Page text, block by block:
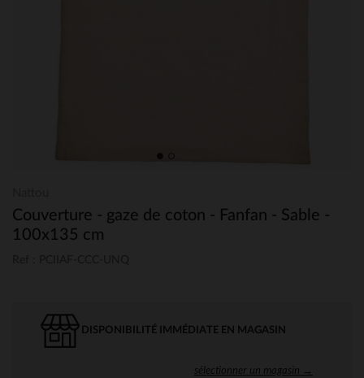
Couverture - gaze de coton - Fanfan - Sable -
100x135 cm
DISPONIBILITÉ IMMÉDIATE EN MAGASIN
sélectionner un magasin →